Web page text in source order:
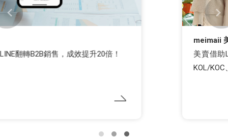
美賣借助LINE重塑客服流程，一站管理消費者、